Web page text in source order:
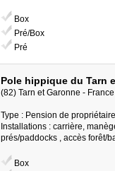
Box
Pré/Box
Pré
Pole hippique du Tarn
(82) Tarn et Garonne - France
Type : Pension de
Installations : carrière,
prés/paddocks , accès forêt/
Box